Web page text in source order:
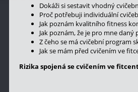
Dokáži si sestavit vhodný
Proč potřebuji individuální
Jak poznám kvalitního fitness
Jak poznám, že je pro mne
Z čeho se má cvičební program
Jak se mám před cvičením ve
Rizika spojená se cvičením ve